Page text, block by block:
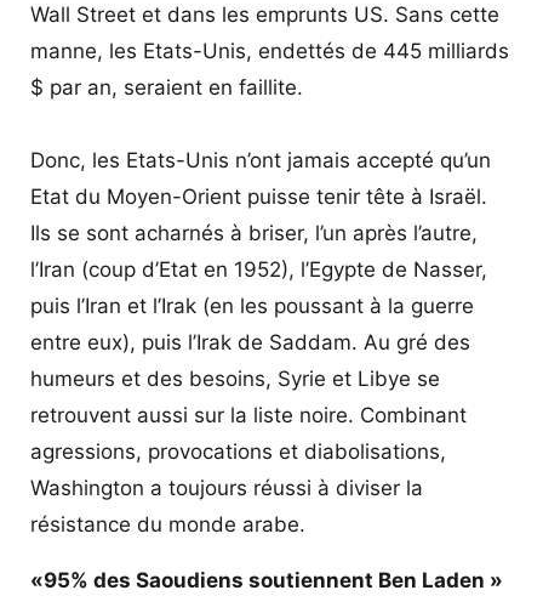
Wall Street et dans les emprunts US. Sans cette
manne, les Etats-Unis, endettés de 445 milliards
$ par an, seraient en faillite.
Donc, les Etats-Unis n’ont jamais accepté qu’un
Etat du Moyen-Orient puisse tenir tête à Israël.
Ils se sont acharnés à briser, l’un après l’autre,
l’Iran (coup d’Etat en 1952), l’Egypte de Nasser,
puis l’Iran et l’Irak (en les poussant à la guerre
entre eux), puis l’Irak de Saddam. Au gré des
humeurs et des besoins, Syrie et Libye se
retrouvent aussi sur la liste noire. Combinant
agressions, provocations et diabolisations,
Washington a toujours réussi à diviser la
résistance du monde arabe.
«95% des Saoudiens soutiennent Ben Laden »